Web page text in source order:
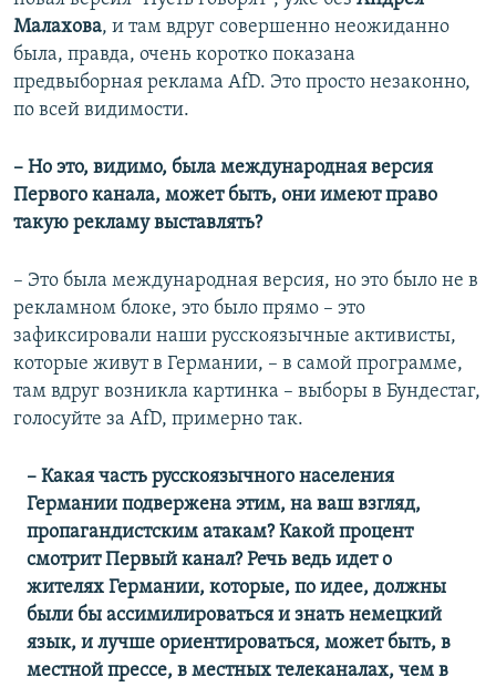
Малахова, и там вдруг совершенно неожиданно
была, правда, очень коротко показана
предвыборная реклама AfD. Это просто незаконно,
по всей видимости.
– Но это, видимо, была международная версия
Первого канала, может быть, они имеют право
такую рекламу выставлять?
– Это была международная версия, но это было не в
рекламном блоке, это было прямо – это
зафиксировали наши русскоязычные активисты,
которые живут в Германии, – в самой программе,
там вдруг возникла картинка – выборы в Бундестаг,
голосуйте за AfD, примерно так.
– Какая часть русскоязычного населения
Германии подвержена этим, на ваш взгляд,
пропагандистским атакам? Какой процент
смотрит Первый канал? Речь ведь идет о
жителях Германии, которые, по идее, должны
были бы ассимилироваться и знать немецкий
язык, и лучше ориентироваться, может быть, в
местной прессе, в местных телеканалах, чем в